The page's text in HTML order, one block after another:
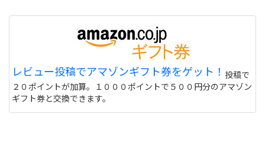
レビュー投稿でアマゾンギフト券をゲット！ 投稿で
２０ポイントが加算。１０００ポイントで５００円分のアマゾン
ギフト券と交換できます。